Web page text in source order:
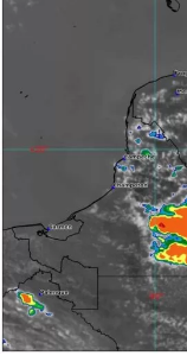
Los especialistas
seguirán atentos
al comportamiento
principal factor de
mexicanos.
Fuente: 5to Poder
Únete al